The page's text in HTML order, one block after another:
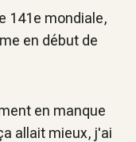
141e mondiale,
en début de
en manque
allait mieux, j'ai